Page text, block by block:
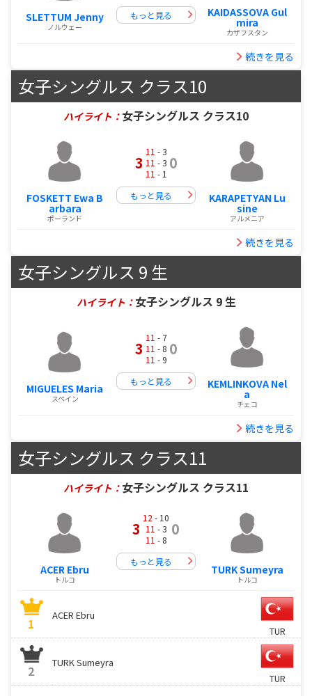
SLETTUM Jenny
ノルウェー
もっと見る KAIDASSOVA Gul
mira
カザフスタン
続きを見る
女子シングルス クラス10
ハイライト： 女子シングルス クラス10
FOSKETT Ewa B
arbara
ポーランド
3
11 - 3
11 - 3
11 - 1
0
もっと見る KARAPETYAN Lu
sine
アルメニア
続きを見る
女子シングルス 9 生
ハイライト： 女子シングルス 9 生
MIGUELES Maria
スペイン
3
11 - 7
11 - 8
11 - 9
0
もっと見る KEMLINKOVA Nel
a
チェコ
続きを見る
女子シングルス クラス11
ハイライト： 女子シングルス クラス11
ACER Ebru
トルコ
3
12 - 10
11 - 3
11 - 8
0
もっと見る
TURK Sumeyra
トルコ
1
ACER Ebru
TUR
2
TURK Sumeyra
TUR